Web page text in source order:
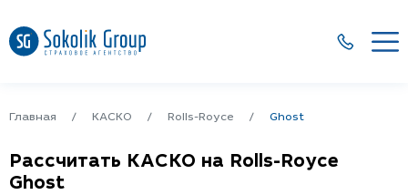
Главная КАСКО Rolls-Royce Ghost
Рассчитать КАСКО на Rolls-Royce
Ghost